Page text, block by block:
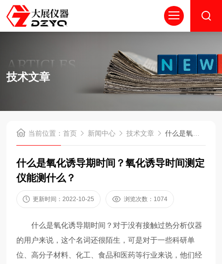
ARTICLES
技术文章
当前位置：首页 新闻中心 技术文章 什么是氧化诱导期时间？氧化诱导时间测定仪能测什么？
什么是氧化诱导期时间？氧化诱导时间测定
仪能测什么？
更新时间：2022-10-25 浏览次数：1074
什么是氧化诱导期时间？对于没有接触过热分析仪器
的用户来说，这个名词还很陌生，可是对于一些科研单
位、高分子材料、化工、食品和医药等行业来说，他们经